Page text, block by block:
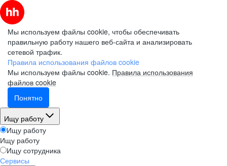
Мы используем файлы cookie, чтобы обеспечивать
правильную работу нашего веб-сайта и анализировать
сетевой трафик.
Правила использования файлов cookie
Мы используем файлы cookie. Правила использования
файлов cookie
Понятно
Ищу работу
Ищу работу
Ищу работу
Ищу сотрудника
Сервисы